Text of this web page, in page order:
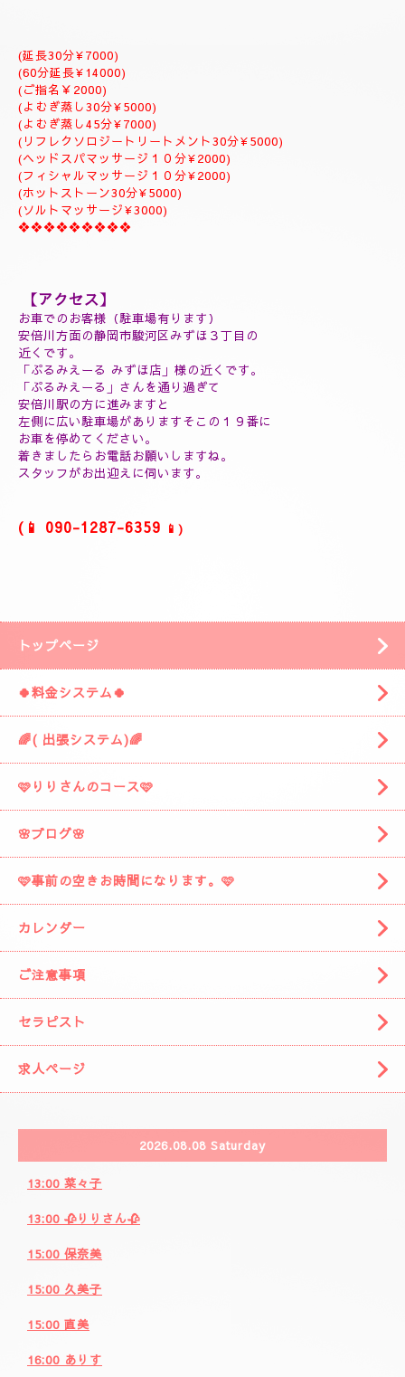
🌈🪻⑥デトックス体質改善トリートメント＆ソルトマッサージト
リートメントコース🪻🌈
全身極上リンパドレナージュトリートメント、リフレクソロジー
足つぼデトックス体質改善トリートメント、ソルトマッサージ、
ジャプカサイ＆リンガムトリートメント、よむぎ蒸しコース
９０分￥25000
１２０分¥30000⇒¥28000
１５０分¥35000⇒¥32000
❖❖❖❖❖❖❖❖❖
(延長30分¥7000)
(60分延長¥14000)
(ご指名￥2000)
(よむぎ蒸し30分¥5000)
(よむぎ蒸し45分¥7000)
(リフレクソロジートリートメント30分¥5000)
(ヘッドスパマッサージ１０分¥2000)
(フィシャルマッサージ１０分¥2000)
(ホットストーン30分¥5000)
(ソルトマッサージ¥3000)
❖❖❖❖❖❖❖❖❖
安倍川駅の方に進みますと
左側に広い駐車場がありますそこの１９番に
お車を停めてください。
着きましたら お電話お願いしますね。
スタッフがお出迎えに伺います。
トップページ
🍀料金システム🍀
🌈( 出張システム)🌈
🩷りりさんのコース🩷
🌸ブログ🌸
🩷事前の空きお時間になります。🩷
ご注意事項
セラピスト